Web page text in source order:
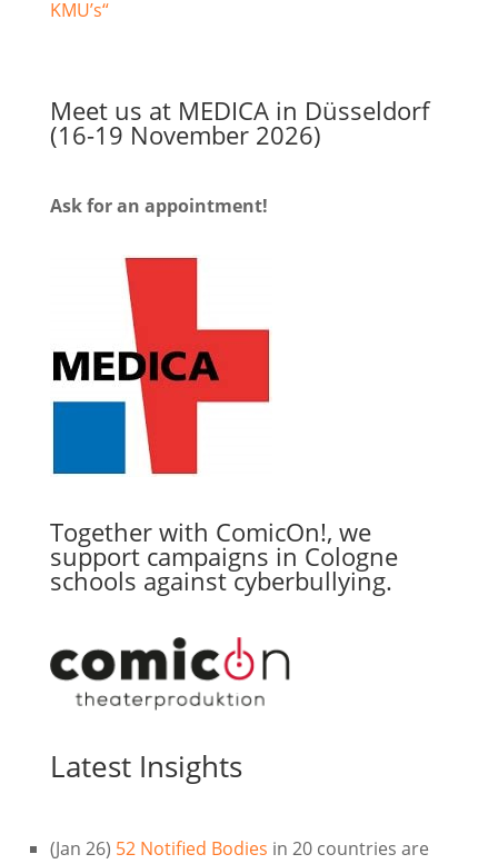
KMU’s“
Meet us at MEDICA in Düsseldorf
(16-19 November 2026)
Ask for an appointment!
Together with ComicOn!, we
support campaigns in Cologne
schools against cyberbullying.
Latest Insights
(Jan 26) 52 Notified Bodies in 20 countries are